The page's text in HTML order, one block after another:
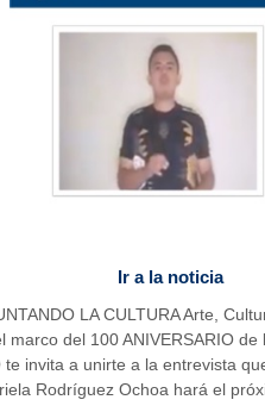
Ir a la noticia
LA CULTURA Arte,
marco del 100 ANIVERSARIO de
te invita a unirte a la entrevista
Rodríguez Ochoa hará el